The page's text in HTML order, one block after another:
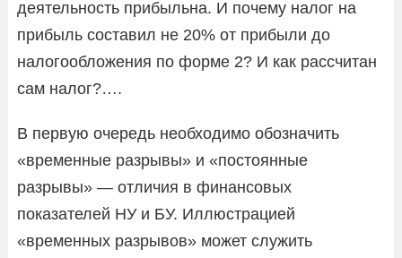
деятельность прибыльна. И почему налог на
прибыль составил не 20% от прибыли до
налогообложения по форме 2? И как рассчитан
сам налог?….
В первую очередь необходимо обозначить
«временные разрывы» и «постоянные
разрывы» — отличия в финансовых
показателей НУ и БУ. Иллюстрацией
«временных разрывов» может служить